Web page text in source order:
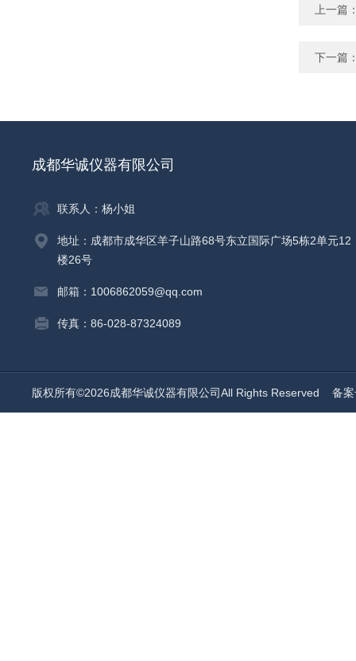
上一篇
下一篇
成都华诚仪器有限公司
联系人：杨小姐
地址：成都市成华区羊子山路68号东立国际广场5栋2单元12
楼26号
邮箱：1006862059@qq.com
传真：86-028-87324089
版权所有©2026成都华诚仪器有限公司All Rights Reserved 备